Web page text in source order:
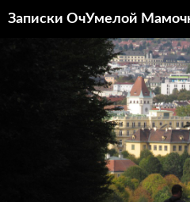
Записки ОчУмелой